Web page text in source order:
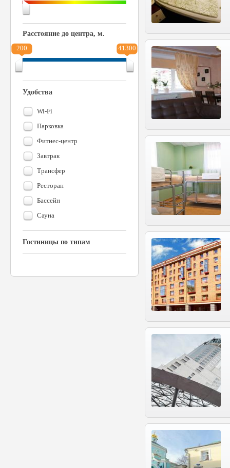
Расстояние до центра, м.
200
41300
Удобства
Wi-Fi
Парковка
Фитнес-центр
Завтрак
Трансфер
Ресторан
Бассейн
Сауна
Гостиницы по типам